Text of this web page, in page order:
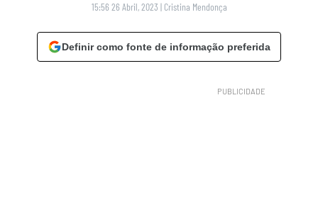
15:56 26 Abril, 2023 | Cristina Mendonça
Definir como fonte de informação preferida